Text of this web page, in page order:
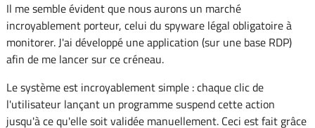
Il me semble évident que nous aurons un marché
incroyablement porteur, celui du spyware légal obligatoire à
monitorer. J'ai développé une application (sur une base RDP)
afin de me lancer sur ce créneau.
Le système est incroyablement simple : chaque clic de
l'utilisateur lançant un programme suspend cette action
jusqu'à ce qu'elle soit validée manuellement. Ceci est fait grâce